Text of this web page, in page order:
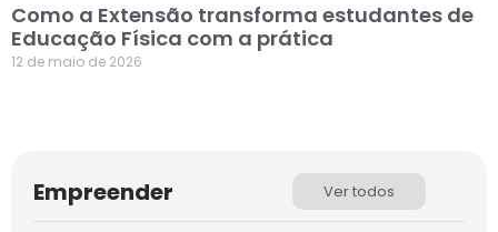
Como a Extensão transforma estudantes de
Educação Física com a prática
12 de maio de 2026
Empreender Ver todos